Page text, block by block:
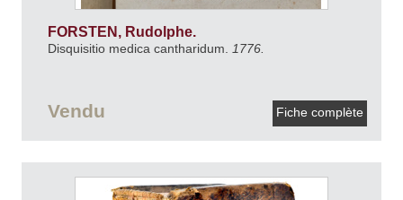
FORSTEN, Rudolphe.
Disquisitio medica cantharidum. 1776.
Vendu Fiche complète